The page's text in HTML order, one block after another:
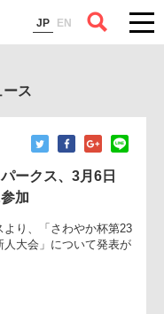
JP EN
ース
ークス、3月6日
加
スより、「さわやか杯第
ル新人大会」について発表